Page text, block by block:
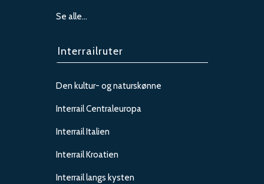
Se alle…
Interrailruter
Den kultur- og naturskønne
Interrail Centraleuropa
Interrail Italien
Interrail Kroatien
Interrail langs kysten